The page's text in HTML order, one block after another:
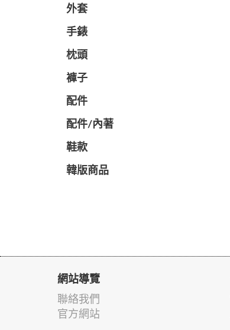
外套
手錶
枕頭
褲子
配件
配件/內著
鞋款
韓版商品
網站導覽
聯絡我們
官方網站